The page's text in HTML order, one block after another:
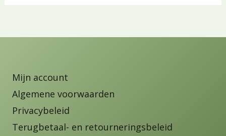
Mijn account
Algemene voorwaarden
Privacybeleid
Terugbetaal- en retourneringsbeleid